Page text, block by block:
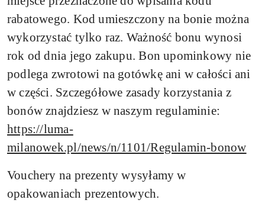
rabatowego. Kod umieszczony na bonie można
wykorzystać tylko raz. Ważność bonu wynosi
rok od dnia jego zakupu. Bon upominkowy nie
podlega zwrotowi na gotówkę ani w całości ani
w części. Szczegółowe zasady korzystania z
bonów znajdziesz w naszym regulaminie:
https://luma-
milanowek.pl/news/n/1101/Regulamin-bonow
Vouchery na prezenty wysyłamy w
opakowaniach prezentowych.